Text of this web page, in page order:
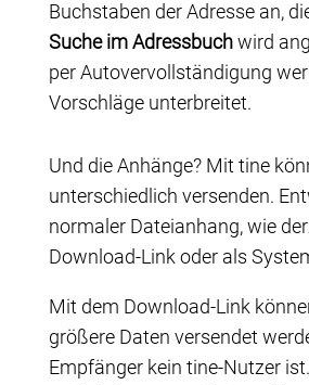
Buchstaben der Adresse an,
Suche im Adressbuchwird
per Auto­ver­voll­ständigung
Vorschläge unterbreitet.
Und die Anhänge? Mit tine
unterschiedlich versenden.
normaler Dateianhang, wie
Download-Link oder als
Mit dem Download-Link
größere Daten versendet
Empfänger kein tine-Nutzer